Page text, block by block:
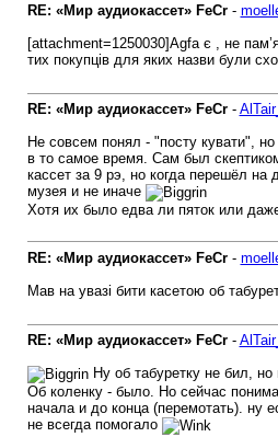
RE: «Мир аудиокассет» FeCr-
[attachment=1250030]Agfa є , не
тих покупців для яких назви були
RE: «Мир аудиокассет» FeCr-
Не совсем понял - "посту кувати",
в то самое время. Сам был
кассет за 9 рэ, но когда перешёл
музея и не иначе
Хотя их было едва ли пяток или
RE: «Мир аудиокассет» FeCr-
Мав на увазі бити касетою об
RE: «Мир аудиокассет» FeCr-
Ну об табуретку не бил,
Об коленку - было. Но сейчас
начала и до конца (перемотать). ну
не всегда помогало